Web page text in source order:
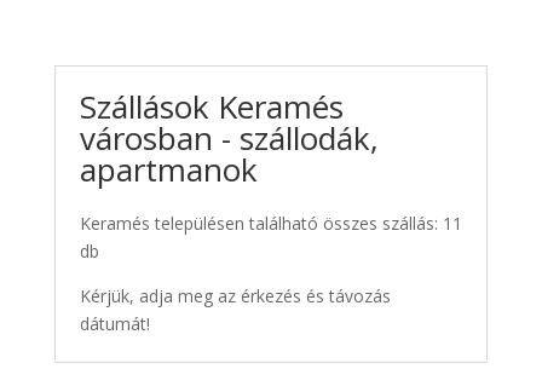
Szállások Keramés
városban - szállodák,
apartmanok
Keramés településen található összes szállás: 11
db
Kérjük, adja meg az érkezés és távozás
dátumát!